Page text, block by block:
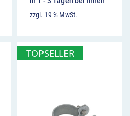
zzgl. 19 % MwSt.
TOPSELLER